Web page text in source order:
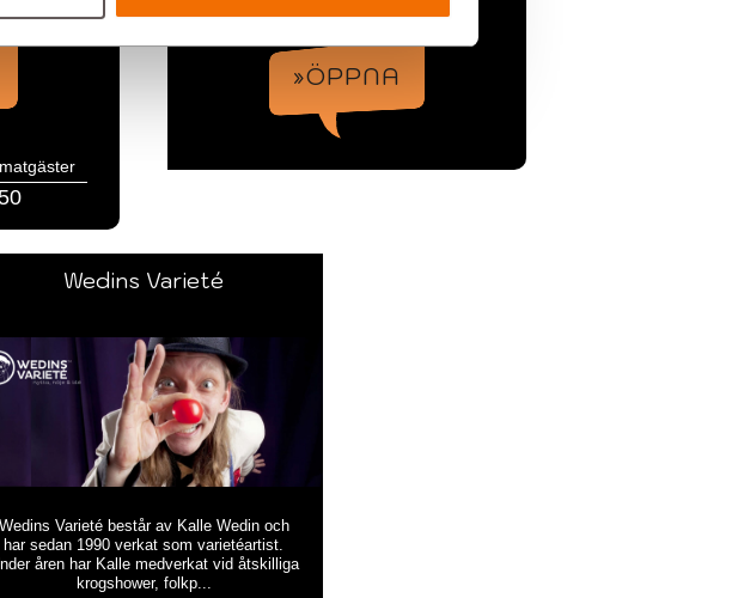
»ÖPPNA
Wedins Varieté
Wedins Varieté består av Kalle Wedin och
har sedan 1990 verkat som varietéartist.
åren har Kalle medverkat vid åtskilliga
krogshower, folkp...